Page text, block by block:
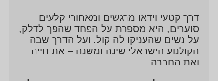
בין עבודותיה בתאטרון-״ מרלן ״ – בית ליסין ״ דולי סיטי״
– קאמרי ״ בורות ״- תמונע
אחת היוצרות של בסרט ״ שבע ברכות״ אשר גרף
דרך קטעי וידאו מרגשים ומאחורי קלעים
סוערים, היא מספרת על הפחד שהפך לדלק,
על נשים שהעניקו לה קול. ועל הדרך שבה
הקולנוע הישראלי שינה ומשנה – את חייה
ואת החברה.